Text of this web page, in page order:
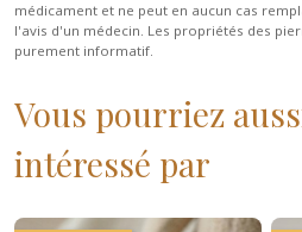
médicament et ne peut en aucun cas
l'avis d'un médecin. Les propriétés des
purement informatif.
Vous pourriez
intéressé par